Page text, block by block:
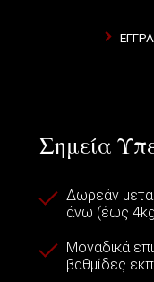
Σημεία
Δωρεάν
άνω (έως
Μοναδικά
βαθμίδες